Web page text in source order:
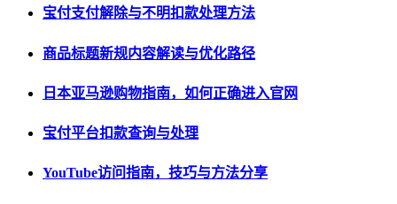
宝付支付解除与不明扣款处理方法
商品标题新规内容解读与优化路径
日本亚马逊购物指南，如何正确进入官网
宝付平台扣款查询与处理
YouTube访问指南，技巧与方法分享